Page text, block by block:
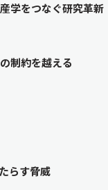
学をつなぐ研究革新
制約を越える
らす脅威